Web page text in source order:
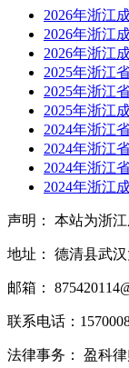
2026年浙江
2026年浙江
2026年浙江
2025年浙江
2025年浙江
2025年浙江
2024年浙江
2024年浙江
2024年浙江
2024年浙江
声明： 本站为浙
地址： 德清县武
邮箱：
联系电话：
法律事务： 盈科